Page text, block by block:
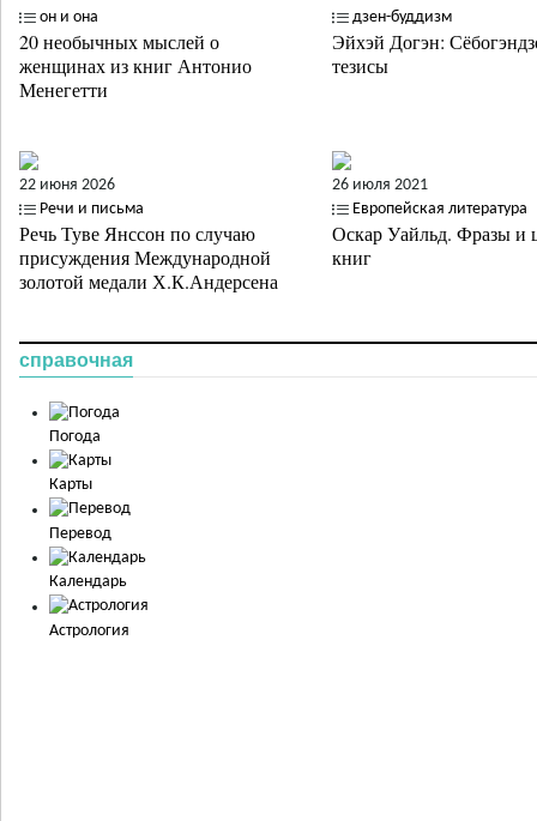
он и она
20 необычных мыслей о
женщинах из книг Антонио
Менегетти
дзен-буддизм
Эйхэй Догэн:
тезисы
22 июня 2026
Речи и письма
Речь Туве Янссон по случаю
присуждения Международной
золотой медали Х.К.Андерсена
26 июля 2021
Европейская литература
Оскар Уайльд. Фразы и
книг
справочная
Погода
Карты
Перевод
Календарь
Астрология